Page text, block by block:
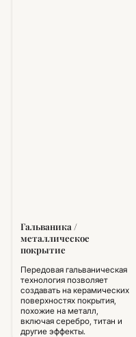
Гальваника /
металлическое
покрытие
Передовая гальваническая
технология позволяет
создавать на керамических
поверхностях покрытия,
похожие на металл,
включая серебро, титан и
другие эффекты.